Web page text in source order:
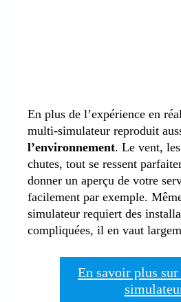
En plus de l’expérience en
multi-simulateur reproduit
l’environnement. Le vent,
chutes, tout se ressent
donner un aperçu de votre
facilement par exemple.
simulateur requiert des
compliquées, il en vaut
En savoir plus